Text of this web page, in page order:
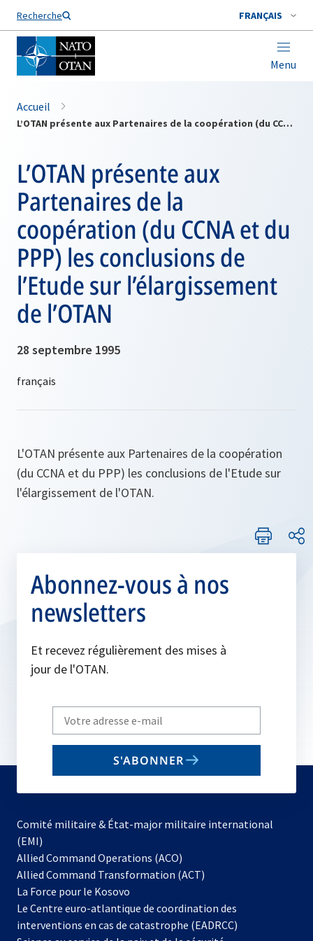
Recherche FRANÇAIS
Menu
Nom de famille*
Accueil
L’OTAN présente aux Partenaires de la coopération (du CCNA et du PPP) les conclusions de l’Etude sur l’élargissement de l’OTAN
L’OTAN présente aux
Partenaires de la
coopération (du CCNA et du
PPP) les conclusions de
l’Etude sur l’élargissement
de l’OTAN
28 septembre 1995
L'OTAN présente aux Partenaires de la coopération
(du CCNA et du PPP) les conclusions de l'Etude sur
l'élargissement de l'OTAN.
Abonnez-vous à nos
newsletters
Et recevez régulièrement des mises à
jour de l'OTAN.
Write
your
email
S'ABONNER
Comité militaire & État-major militaire international
(EMI)
Allied Command Operations (ACO)
dans
nouvel
onglet
Allied Command Transformation (ACT)
La Force pour le Kosovo
dans
un
Le Centre euro-atlantique de coordination des
interventions en cas de catastrophe (EADRCC)